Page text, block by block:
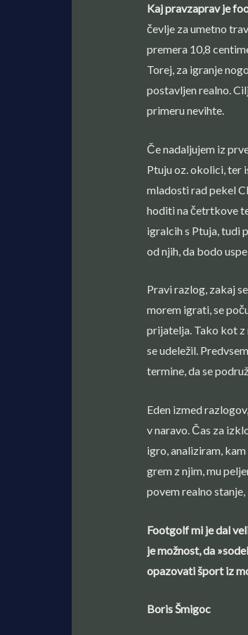
Kaj pravzaprav je
čevlje za umetno
premera 10,8
Torej, za igranje
postavljen realno.
primeru nevihte.
Če nadaljujem iz
Ptuju oz. okolici, ter
mladosti rad pekel
hoditi na četrtkove
igralcih s Ptuja, tudi
od njih, da bodo
Pravi razlog, zakaj
morem igrati, se
prijatelja. Tako kot z
se udeležil.
termine, da se
Eden izmed
v naravo. Čas za
igro, analiziram,
grem z njim, mu
povem realno
Footgolf mi je dal
je možnost, da
opazovati šport iz
Boris Šmigoc